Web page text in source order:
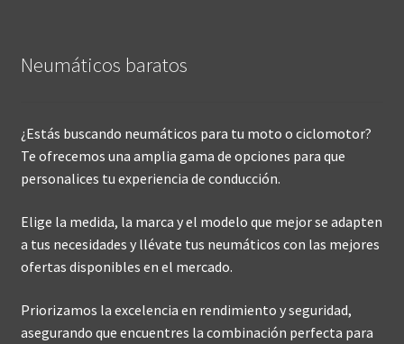
Neumáticos baratos
¿Estás buscando neumáticos para tu moto o ciclomotor?
Te ofrecemos una amplia gama de opciones para que
personalices tu experiencia de conducción.
Elige la medida, la marca y el modelo que mejor se adapten
a tus necesidades y llévate tus neumáticos con las mejores
ofertas disponibles en el mercado.
Priorizamos la excelencia en rendimiento y seguridad,
asegurando que encuentres la combinación perfecta para